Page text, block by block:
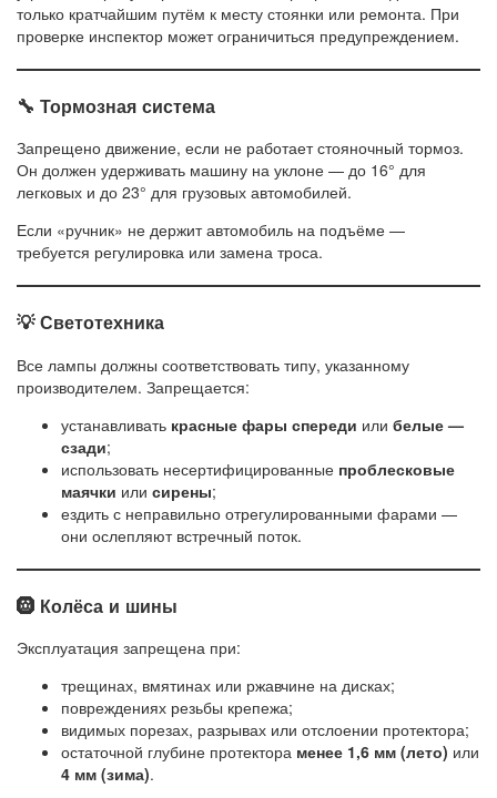
только кратчайшим путём к месту стоянки или ремонта. При
проверке инспектор может ограничиться предупреждением.
🔧 Тормозная система
Запрещено движение, если не работает стояночный тормоз.
Он должен удерживать машину на уклоне — до 16° для
легковых и до 23° для грузовых автомобилей.
Если «ручник» не держит автомобиль на подъёме —
требуется регулировка или замена троса.
💡 Светотехника
Все лампы должны соответствовать типу, указанному
производителем. Запрещается:
устанавливать красные фары спереди или белые —
сзади;
использовать несертифицированные проблесковые
маячки или сирены;
ездить с неправильно отрегулированными фарами —
они ослепляют встречный поток.
🛞 Колёса и шины
Эксплуатация запрещена при:
трещинах, вмятинах или ржавчине на дисках;
повреждениях резьбы крепежа;
видимых порезах, разрывах или отслоении протектора;
остаточной глубине протектора менее 1,6 мм (лето) или
4 мм (зима).